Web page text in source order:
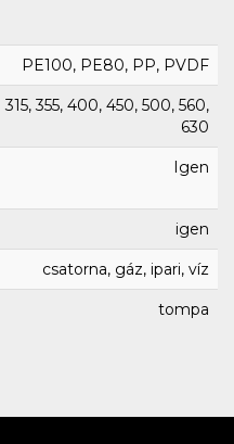
PE100, PE80, PP, PVDF
315, 355, 400, 450, 500, 560,
630
Igen
igen
csatorna, gáz, ipari, víz
tompa